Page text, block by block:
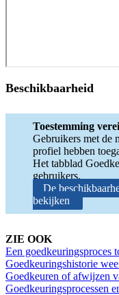
Beschikbaarheid
Toestemming
Gebruikers met de
profiel hebben
Het tabblad
gebruikers.
De
bekijken
ZIE OOK
Een goedkeuringsproces
Goedkeuringshistorie
Goedkeuren of afwijzen
Goedkeuringsprocessen